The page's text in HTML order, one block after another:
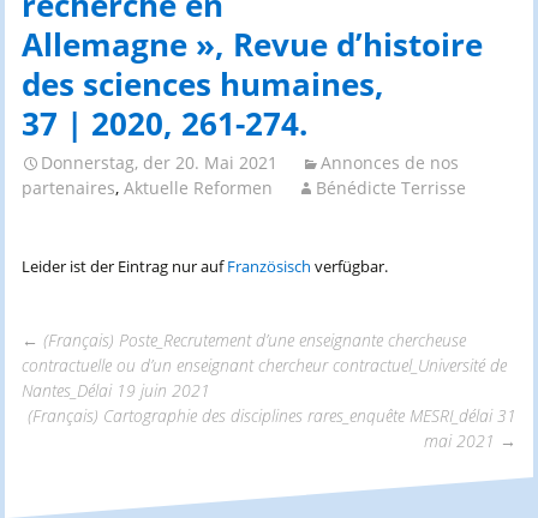
Allemagne », Revue d’histoire
des sciences humaines,
37 | 2020, 261-274.
Donnerstag, der 20. Mai 2021
Annonces de nos
partenaires, Aktuelle Reformen Bénédicte Terrisse
Leider ist der Eintrag nur aufFranzösisch verfügbar.
Beitrags-
Navigation
← (Français) Poste_Recrutement d’une enseignante chercheuse
contractuelle ou d’un enseignant chercheur contractuel_Université de
Nantes_Délai 19 juin 2021
(Français) Cartographie des disciplines rares_enquête MESRI_délai 31
mai 2021 →